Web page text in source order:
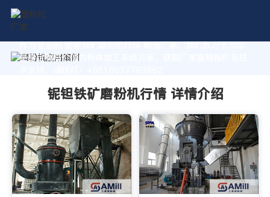
作为专业的 铌钽铁矿磨粉机行情 制造厂家，我们致力于为您
量身定制高价值的粉体加工系统方案。获取厂家直销报价及技
铌钽铁矿磨粉机行情 详情介绍